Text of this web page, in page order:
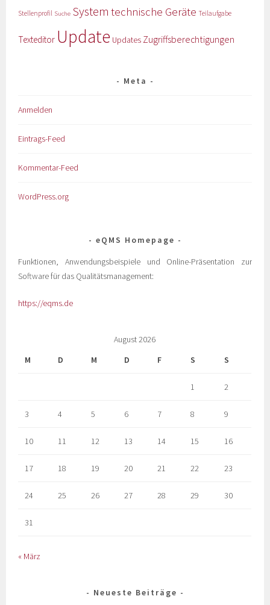
Stellenprofil Suche System technische Geräte Teilaufgabe
Texteditor Update Updates Zugriffsberechtigungen
Meta
Anmelden
Eintrags-Feed
Kommentar-Feed
WordPress.org
eQMS Homepage
Funktionen, Anwendungsbeispiele und Online-Präsentation zur
Software für das Qualitätsmanagement:
https://eqms.de
August 2026
M
D M D F S S
1 2
3 4 5 6 7 8 9
10 11 12 13 14 15 16
17 18 19 20 21 22 23
24 25 26 27 28 29 30
31
« März
Neueste Beiträge